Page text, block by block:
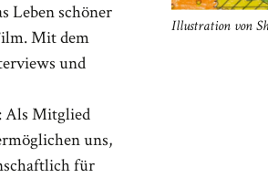
Leben schöner
Mit dem
und
Als Mitglied
uns,
für
Illustration von